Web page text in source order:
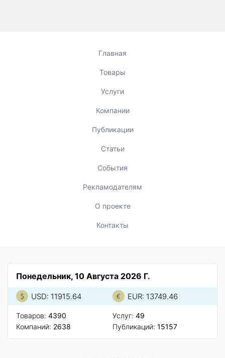
Главная
Товары
Услуги
Компании
Публикации
Статьи
События
Рекламодателям
О проекте
Контакты
Понедельник, 10 Августа 2026 Г.
USD: 11915.64 EUR: 13749.46
Товаров: 4390
Компаний: 2638
Услуг: 49
Публикаций: 15157